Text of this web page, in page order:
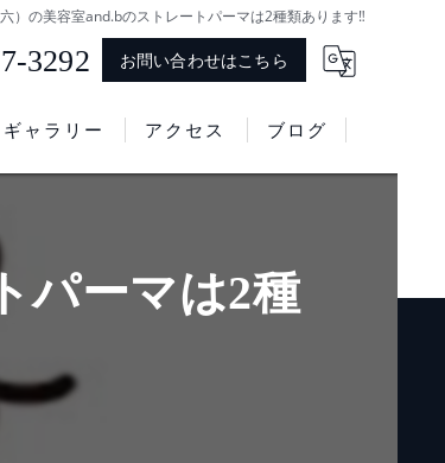
）の美容室and.bのストレートパーマは2種類あります‼
3292 お問い合わせはこちら
ギャラリー アクセス ブログ
パーマは2種